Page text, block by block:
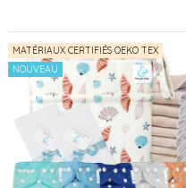
MATÉRIAUX CERTIFIÉS OEKO TEX
NOUVEAU